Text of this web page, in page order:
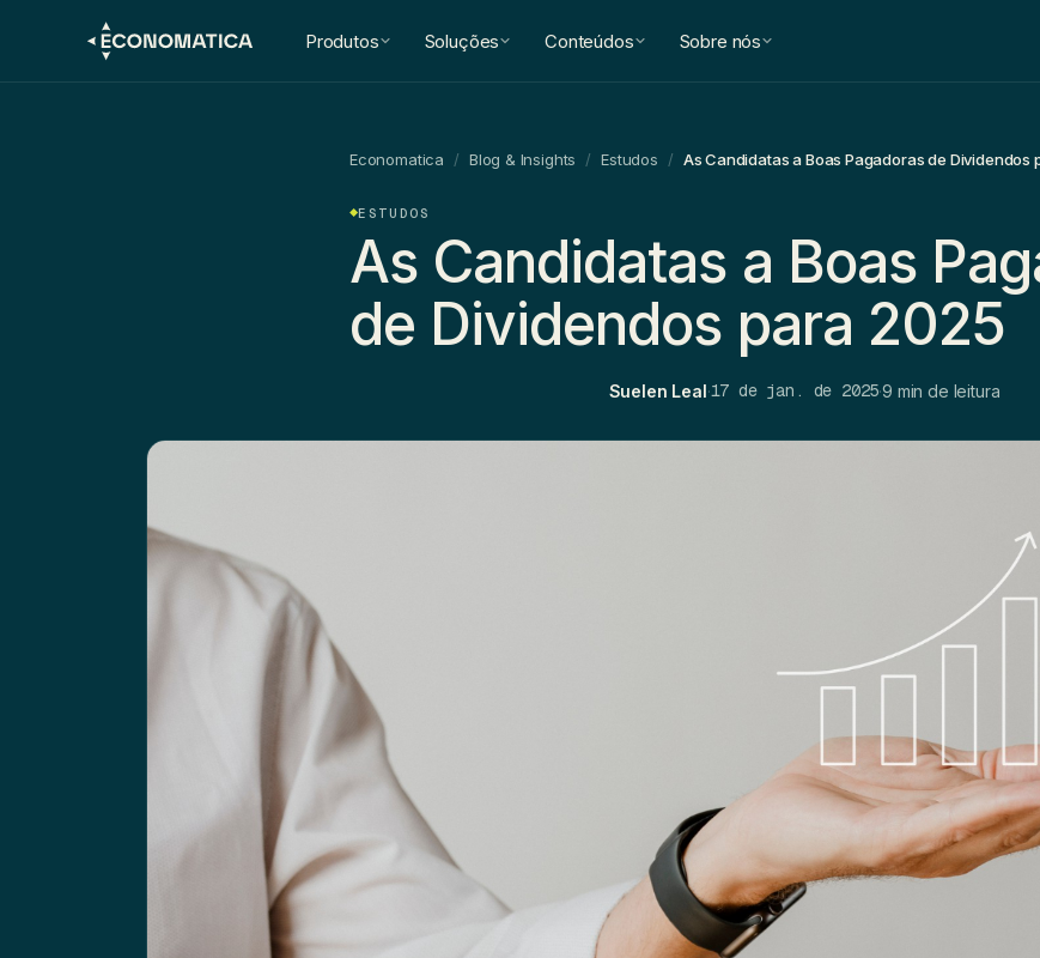
Produtos Soluções Conteúdos Sobre nós
Economatica / Blog & Insights / Estudos / As Candidatas a Boas Pagadoras de Dividendos
ESTUDOS
As Candidatas a Boas
de Dividendos para 2025
Suelen Leal·17 de jan. de 2025·9 min de leitura